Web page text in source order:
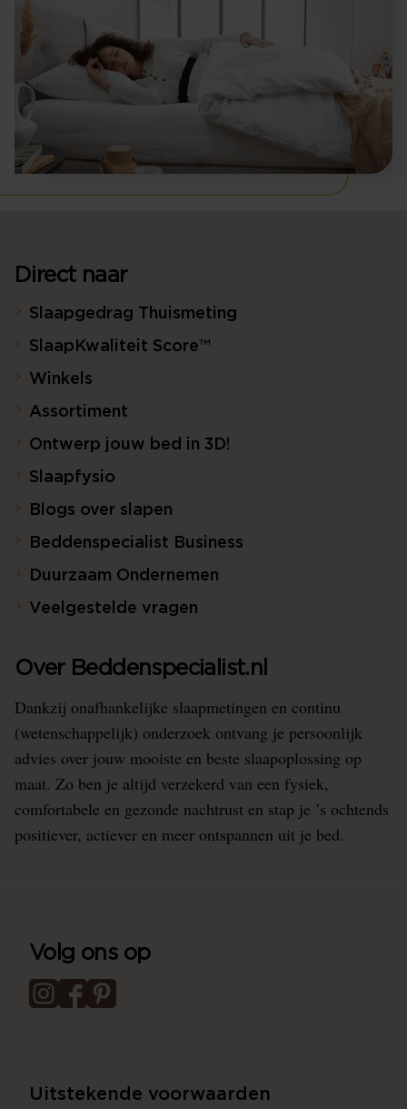
Direct naar
Slaapgedrag Thuismeting
SlaapKwaliteit Score™
Winkels
Assortiment
Ontwerp jouw bed in 3D!
Slaapfysio
Blogs over slapen
Beddenspecialist Business
Duurzaam Ondernemen
Veelgestelde vragen
Over Beddenspecialist.nl
Dankzij onafhankelijke slaapmetingen en continu
(wetenschappelijk) onderzoek ontvang je persoonlijk
advies over jouw mooiste en beste slaapoplossing op
maat. Zo ben je altijd verzekerd van een fysiek,
comfortabele en gezonde nachtrust en stap je ’s ochtends
positiever, actiever en meer ontspannen uit je bed.
Volg ons op
Uitstekende voorwaarden